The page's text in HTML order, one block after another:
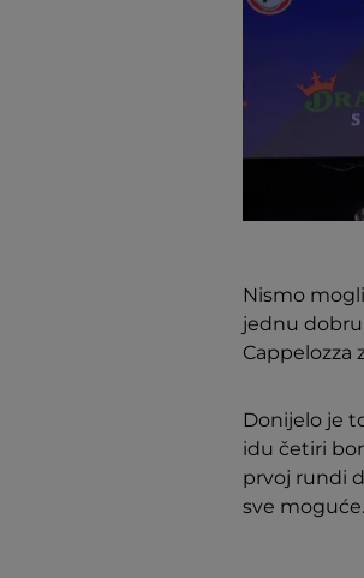
Nismo
jednu
Cappelozza
Donijelo je
idu četiri
prvoj rundi
sve